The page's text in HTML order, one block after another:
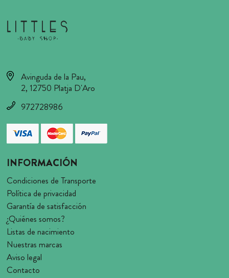
Avinguda de la Pau,
2, 12750 Platja D'Aro
972728986
INFORMACIÓN
Condiciones de Transporte
Política de privacidad
Garantía de satisfacción
¿Quiénes somos?
Listas de nacimiento
Nuestras marcas
Aviso legal
Contacto